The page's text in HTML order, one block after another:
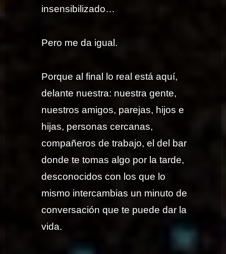
insensibilizado…
Pero me da igual.
Porque al final lo real está aquí,
delante nuestra: nuestra gente,
nuestros amigos, parejas, hijos e
hijas, personas cercanas,
compañeros de trabajo, el del bar
donde te tomas algo por la tarde,
desconocidos con los que lo
mismo intercambias un minuto de
conversación que te puede dar la
vida.